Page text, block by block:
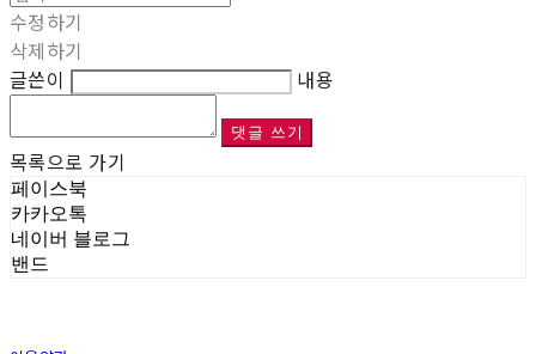
수정하기
삭제하기
글쓴이
내용
댓글 쓰기
목록으로 가기
페이스북
카카오톡
네이버 블로그
밴드